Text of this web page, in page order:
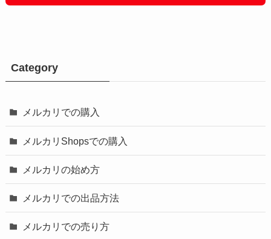
Category
メルカリでの購入
メルカリShopsでの購入
メルカリの始め方
メルカリでの出品方法
メルカリでの売り方